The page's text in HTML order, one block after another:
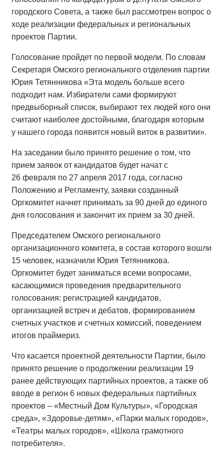
городского Совета, а также был рассмотрен вопрос о
ходе реализации федеральных и региональных
проектов Партии.
Голосование пройдет по первой модели. По словам
Секретаря Омского регионального отделения партии
Юрия Тетянникова «Эта модель больше всего
подходит нам. Избиратели сами формируют
предвыборный список, выбирают тех людей кого они
считают наиболее достойными, благодаря которым
у нашего города появится новый виток в развитии».
На заседании было принято решение о том, что
прием заявок от кандидатов будет начат с
26 февраля по 27 апреля 2017 года, согласно
Положению и Регламенту, заявки созданный
Оргкомитет начнет принимать за 90 дней до единого
дня голосования и закончит их прием за 30 дней.
Председателем Омского регионального
организационного комитета, в состав которого вошли
15 человек, назначили Юрия Тетянникова.
Оргкомитет будет заниматься всеми вопросами,
касающимися проведения предварительного
голосования: регистрацией кандидатов,
организацией встреч и дебатов, формированием
счетных участков и счетных комиссий, поведением
итогов праймериз.
Что касается проектной деятельности Партии, было
принято решение о продолжении реализации 19
ранее действующих партийных проектов, а также об
вводе в регион 6 новых федеральных партийных
проектов – «Местный Дом Культуры», «Городская
среда», «Здоровье-детям», «Парки малых городов»,
«Театры малых городов», «Школа грамотного
потребителя».